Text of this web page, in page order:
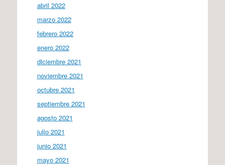
abril 2022
marzo 2022
febrero 2022
enero 2022
diciembre 2021
noviembre 2021
octubre 2021
septiembre 2021
agosto 2021
julio 2021
junio 2021
mayo 2021